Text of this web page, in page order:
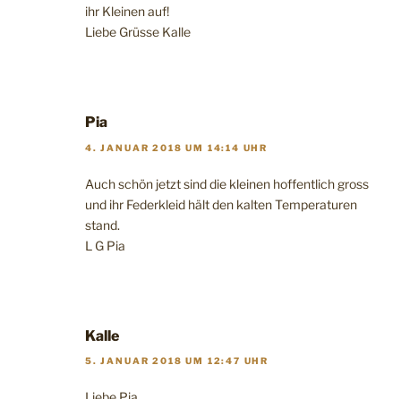
ihr Kleinen auf!
Liebe Grüsse Kalle
Pia
4. JANUAR 2018 UM 14:14 UHR
Auch schön jetzt sind die kleinen hoffentlich gross
und ihr Federkleid hält den kalten Temperaturen
stand.
L G Pia
Kalle
5. JANUAR 2018 UM 12:47 UHR